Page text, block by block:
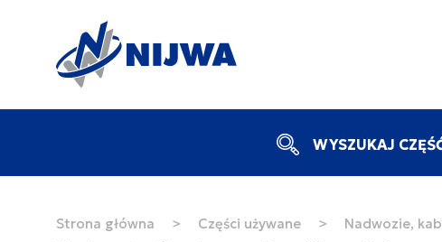
WYSZUKAJ
Strona główna > Części używane > Nadwozie,